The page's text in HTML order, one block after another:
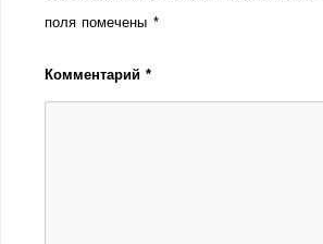
поля помечены *
Комментарий*